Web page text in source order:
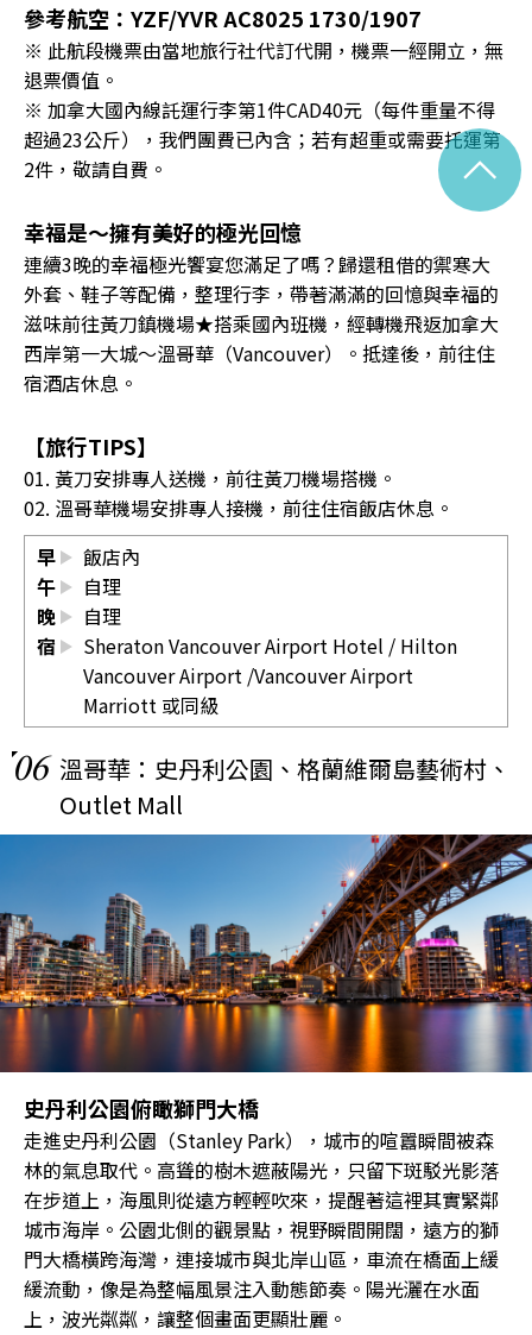
參考航空：YZF/YVR AC8025 1730/1907
※ 此航段機票由當地旅行社代訂代開，機票一經開立，無
退票價值。
※ 加拿大國內線託運行李第1件CAD40元（每件重量不得
超過23公斤），我們團費已內含；若有超重或需要托運第
2件，敬請自費。
幸福是〜擁有美好的極光回憶
連續3晚的幸福極光饗宴您滿足了嗎？歸還租借的禦寒大
外套、鞋子等配備，整理行李，帶著滿滿的回憶與幸福的
滋味前往黃刀鎮機場★搭乘國內班機，經轉機飛返加拿大
西岸第一大城～溫哥華（Vancouver）。抵達後，前往住
宿酒店休息。
【旅行TIPS】
01. 黃刀安排專人送機，前往黃刀機場搭機。
02. 溫哥華機場安排專人接機，前往住宿飯店休息。
早
飯店內
午
自理
晚
自理
宿
Sheraton Vancouver Airport Hotel / Hilton
Vancouver Airport /Vancouver Airport
Marriott 或同級
06 溫哥華：史丹利公園、格蘭維爾島藝術村、
Outlet Mall
史丹利公園俯瞰獅門大橋
走進史丹利公園（Stanley Park），城市的喧囂瞬間被森
林的氣息取代。高聳的樹木遮蔽陽光，只留下斑駁光影落
在步道上，海風則從遠方輕輕吹來，提醒著這裡其實緊鄰
城市海岸。公園北側的觀景點，視野瞬間開闊，遠方的獅
門大橋橫跨海灣，連接城市與北岸山區，車流在橋面上緩
緩流動，像是為整幅風景注入動態節奏。陽光灑在水面
上，波光粼粼，讓整個畫面更顯壯麗。
^